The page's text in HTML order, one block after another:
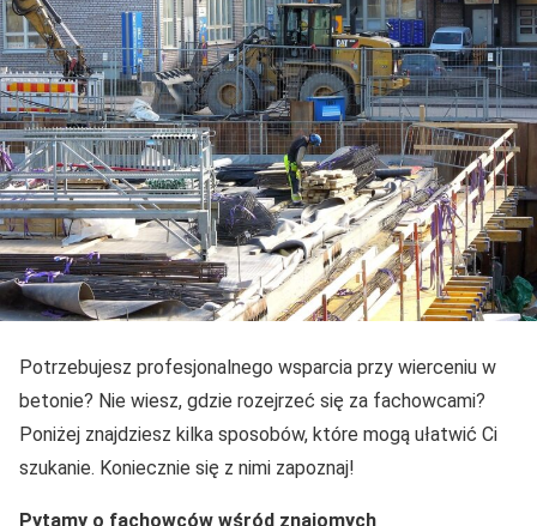
Potrzebujesz profesjonalnego wsparcia przy wierceniu w
betonie? Nie wiesz, gdzie rozejrzeć się za fachowcami?
Poniżej znajdziesz kilka sposobów, które mogą ułatwić Ci
szukanie. Koniecznie się z nimi zapoznaj!
Pytamy o fachowców wśród znajomych